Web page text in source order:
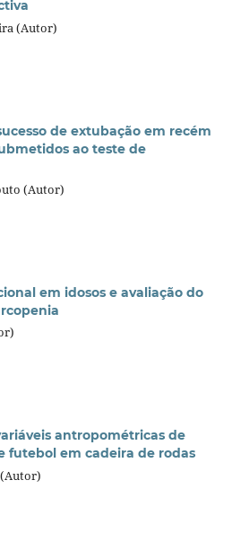
(Autor)
de extubação em recém
ao teste de
(Autor)
em idosos e avaliação do
antropométricas de
futebol em cadeira de rodas